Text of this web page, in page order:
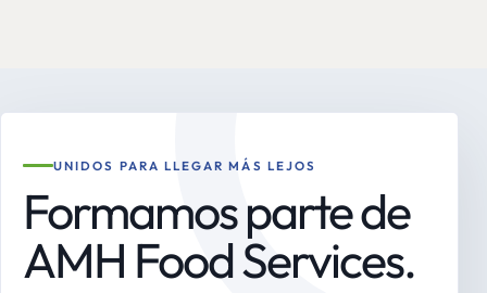
UNIDOS PARA LLEGAR MÁS LEJOS
Formamos parte de
AMH Food Services.